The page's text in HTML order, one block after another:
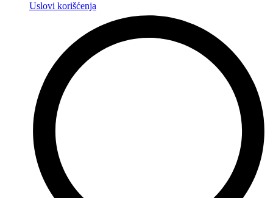
Uslovi korišćenja